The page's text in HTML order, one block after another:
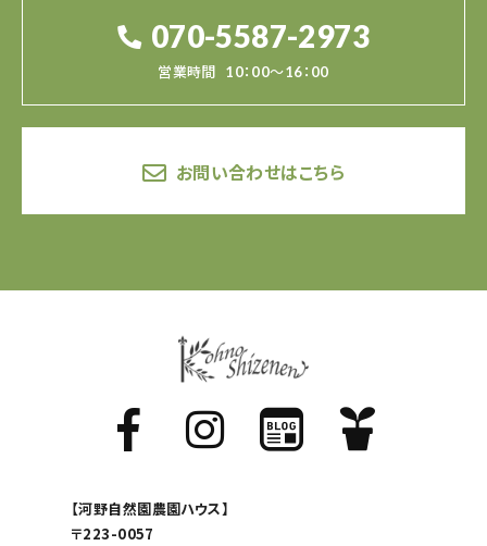
070-5587-2973
営業時間 10：00～16：00
お問い合わせはこちら
【河野自然園農園ハウス】
〒223-0057